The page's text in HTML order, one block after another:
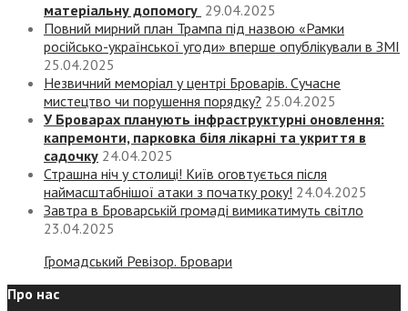
матеріальну допомогу 29.04.2025
Повний мирний план Трампа під назвою «‎Рамки
російсько-української угоди» вперше опублікували в ЗМІ
25.04.2025
Незвичний меморіал у центрі Броварів. Сучасне
мистецтво чи порушення порядку? 25.04.2025
У Броварах планують інфраструктурні оновлення:
капремонти, парковка біля лікарні та укриття в
садочку 24.04.2025
Страшна ніч у столиці! Київ оговтується після
наймасштабнішої атаки з початку року! 24.04.2025
Завтра в Броварській громаді вимикатимуть світло
23.04.2025
Громадський Ревізор. Бровари
Про нас